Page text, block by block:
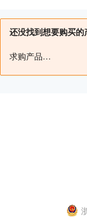
还没找到想要购买
求购产品名：